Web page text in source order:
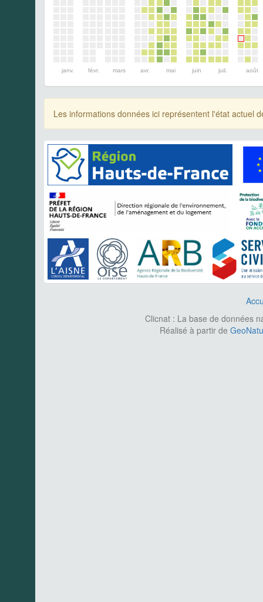
janv. févr. mars avr. mai juin juil. août
Les informations données ici représentent l'état actuel
Clicnat : La base de données
Réalisé à partir de